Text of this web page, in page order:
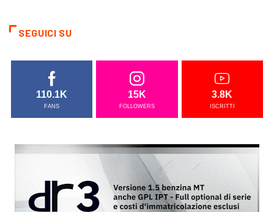
SEGUICI SU
110.1K
FANS
15K
FOLLOWERS
3.8K
ISCRITTI